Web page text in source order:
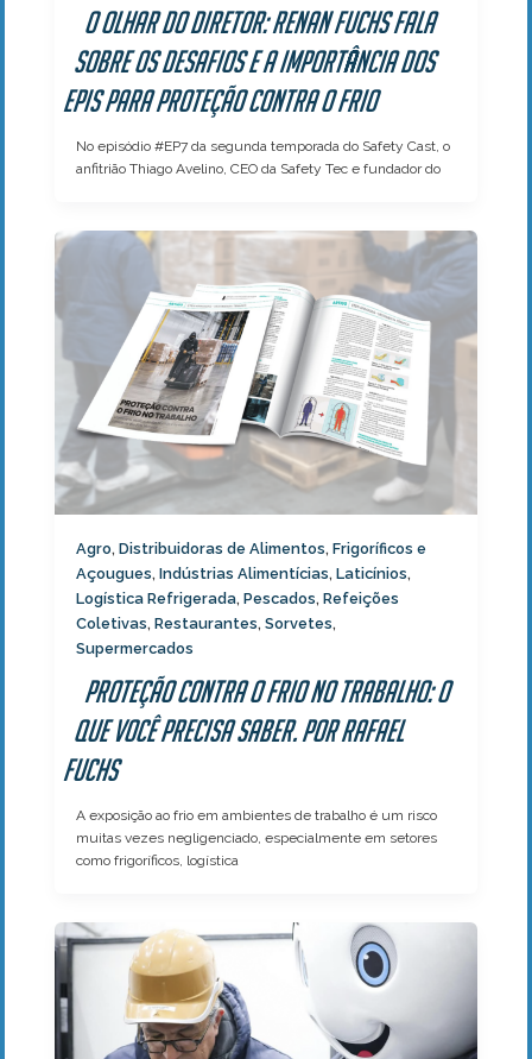
O olhar do Diretor: Renan Fuchs fala
sobre os desafios e a importância dos
EPIs para proteção contra o frio
No episódio #EP7 da segunda temporada do Safety Cast, o
anfitrião Thiago Avelino, CEO da Safety Tec e fundador do
Agro, Distribuidoras de Alimentos, Frigoríficos e
Açougues, Indústrias Alimentícias, Laticínios,
Logística Refrigerada, Pescados, Refeições
Coletivas, Restaurantes, Sorvetes,
Supermercados
Proteção contra o frio no trabalho: o
que você precisa saber. Por Rafael
Fuchs
A exposição ao frio em ambientes de trabalho é um risco
muitas vezes negligenciado, especialmente em setores
como frigoríficos, logística